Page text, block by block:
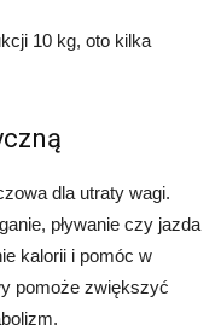
10 kg, oto kilka
dla utraty wagi.
pływanie czy jazda
kalorii i pomóc w
pomoże zwiększyć